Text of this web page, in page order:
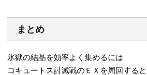
まとめ
氷獄の結晶を効率よく集めるには
コキュートス討滅戦のＥＸを周回すると